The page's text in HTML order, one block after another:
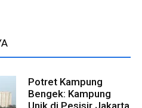
Potret Kampung
Bengek: Kampung